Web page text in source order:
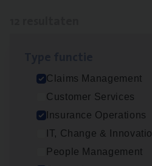
Claims Management
Customer Services
Insurance Operations
IT, Change &
People Management
Client Exe­cu­ti­ve Marine
Insurance Operations
Antwerpen